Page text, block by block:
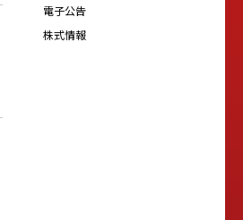
電子公告
株式情報